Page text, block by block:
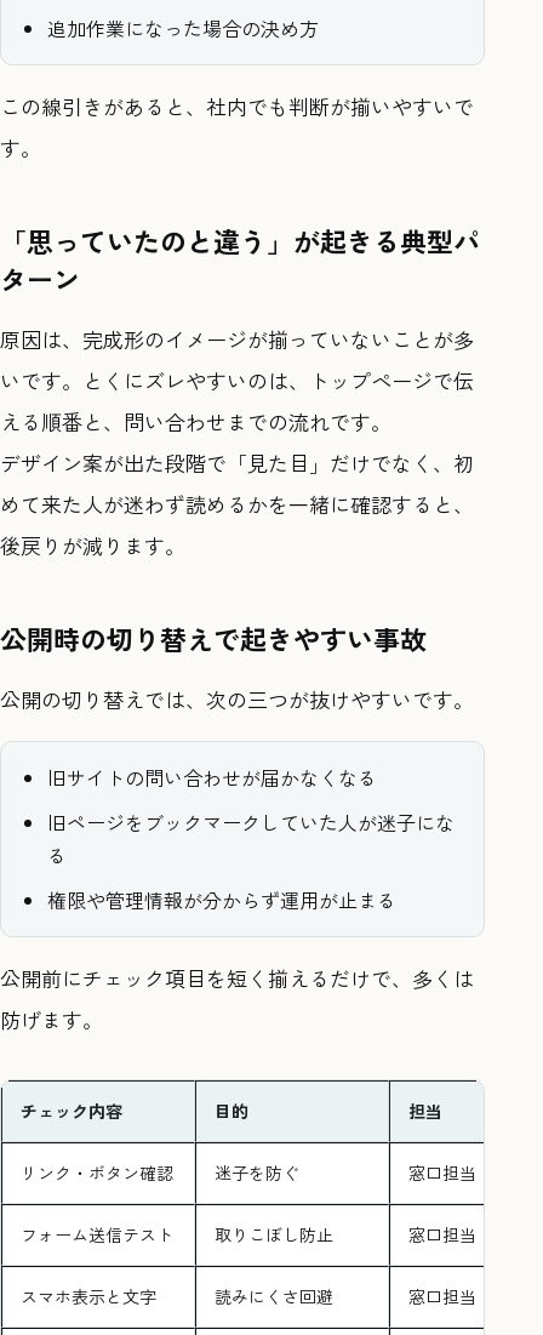
追加作業になった場合の決め方
この線引きがあると、社内でも判断が揃いやすいで
す。
「思っていたのと違う」が起きる典型パ
ターン
原因は、完成形のイメージが揃っていないことが多
いです。とくにズレやすいのは、トップページで伝
える順番と、問い合わせまでの流れです。
デザイン案が出た段階で「見た目」だけでなく、初
めて来た人が迷わず読めるかを一緒に確認すると、
後戻りが減ります。
公開時の切り替えで起きやすい事故
公開の切り替えでは、次の三つが抜けやすいです。
旧サイトの問い合わせが届かなくなる
旧ページをブックマークしていた人が迷子にな
る
権限や管理情報が分からず運用が止まる
公開前にチェック項目を短く揃えるだけで、多くは
防げます。
チェック内容 目的 担当
リンク・ボタン確認 迷子を防ぐ 窓口担当
フォーム送信テスト 取りこぼし防止 窓口担当
スマホ表示と文字 読みにくさ回避 窓口担当